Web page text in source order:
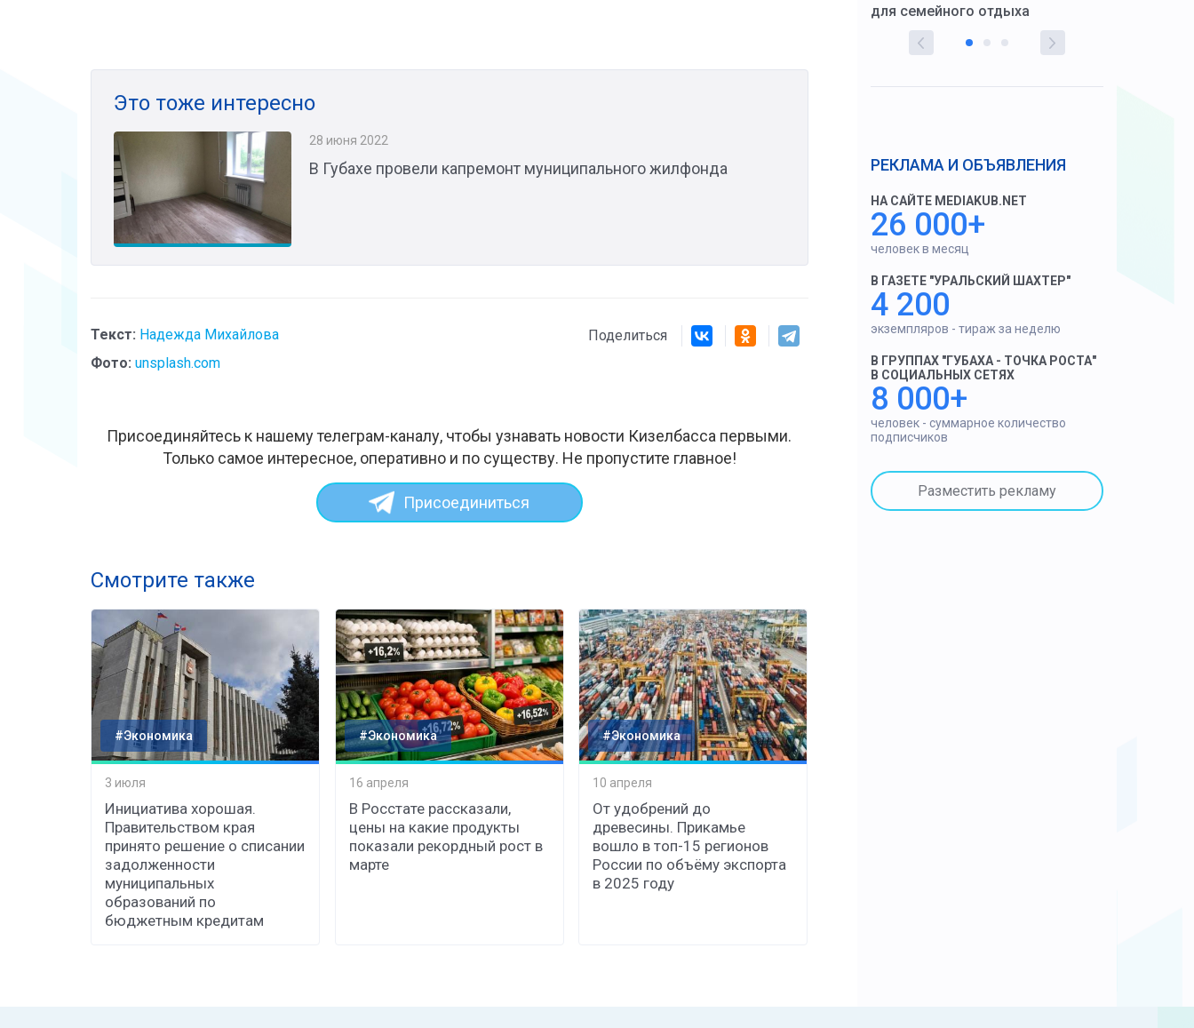
Это тоже интересно
28 июня 2022
В Губахе провели капремонт муниципального жилфонда
Текст: Надежда Михайлова
Фото: unsplash.com
Поделиться
Присоединяйтесь к нашему телеграм-каналу, чтобы узнавать новости Кизелбасса первыми.
Только самое интересное, оперативно и по существу. Не пропустите главное!
Присоединиться
Смотрите также
#Экономика
3 июля
Инициатива хорошая.
Правительством края
принято решение о списании
задолженности
муниципальных
образований по
бюджетным кредитам
#Экономика
16 апреля
В Росстате рассказали,
цены на какие продукты
показали рекордный рост в
марте
#Экономика
10 апреля
От удобрений до
древесины. Прикамье
вошло в топ-15 регионов
России по объёму экспорта
в 2025 году
для семейного отдыха
РЕКЛАМА И ОБЪЯВЛЕНИЯ
НА САЙТЕ MEDIAKUB.NET
26 000+
человек в месяц
В ГАЗЕТЕ "УРАЛЬСКИЙ ШАХТЕР"
4 200
экземпляров - тираж за неделю
В ГРУППАХ "ГУБАХА - ТОЧКА РОСТА"
В СОЦИАЛЬНЫХ СЕТЯХ
8 000+
человек - суммарное количество
подписчиков
Разместить рекламу